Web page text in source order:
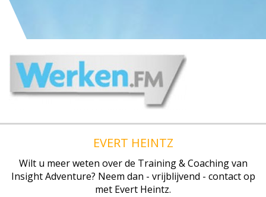
EVERT HEINTZ
Wilt u meer weten over de Training & Coaching van
Insight Adventure? Neem dan - vrijblijvend - contact op
met Evert Heintz.